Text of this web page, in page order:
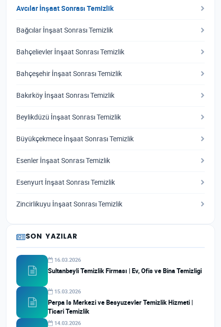
Avcılar İnşaat Sonrası Temizlik
Bağcılar İnşaat Sonrası Temizlik
Bahçelievler İnşaat Sonrası Temizlik
Bahçeşehir İnşaat Sonrası Temizlik
Bakırköy İnşaat Sonrası Temizlik
Beylikdüzü İnşaat Sonrası Temizlik
Büyükçekmece İnşaat Sonrası Temizlik
Esenler İnşaat Sonrası Temizlik
Esenyurt İnşaat Sonrası Temizlik
Zincirlikuyu İnşaat Sonrası Temizlik
SON YAZILAR
16.03.2026
Sultanbeyli Temizlik Firması | Ev, Ofis ve Bina Temizligi
15.03.2026
Perpa Is Merkezi ve Besyuzevler Temizlik Hizmeti |
Ticari Temizlik
14.03.2026